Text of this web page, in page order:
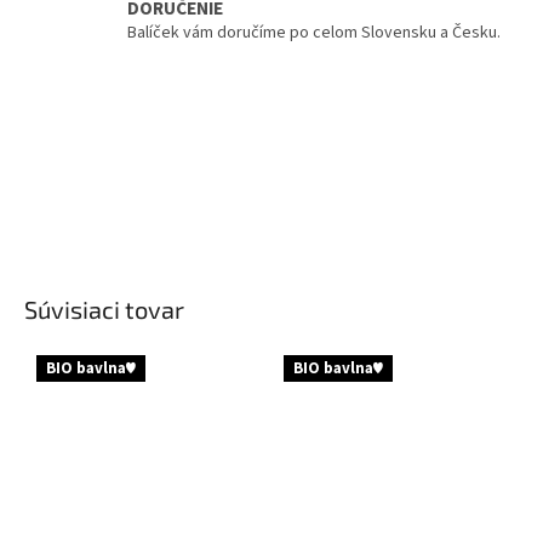
DORUČENIE
Balíček vám doručíme po celom Slovensku a Česku.
Súvisiaci tovar
BIO bavlna♥︎ BIO bavlna♥︎